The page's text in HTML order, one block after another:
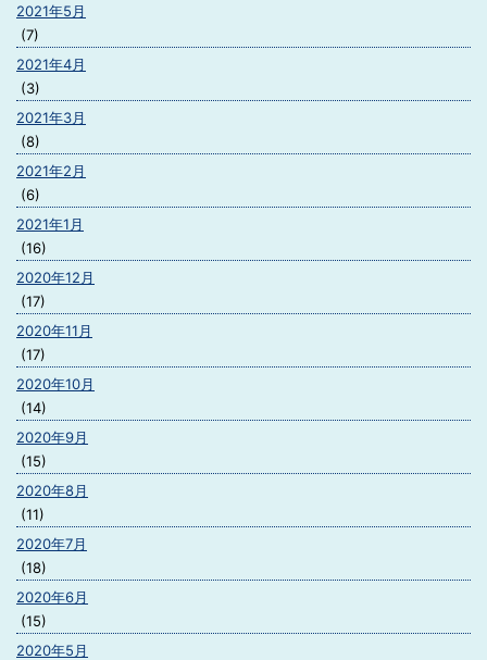
2021年5月
(7)
2021年4月
(3)
2021年3月
(8)
2021年2月
(6)
2021年1月
(16)
2020年12月
(17)
2020年11月
(17)
2020年10月
(14)
2020年9月
(15)
2020年8月
(11)
2020年7月
(18)
2020年6月
(15)
2020年5月